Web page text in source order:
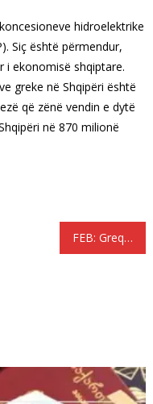
hidroelektrike
Siç është përmendur,
i ekonomisë shqiptare.
greke në Shqipëri është
që zënë vendin e dytë
në 870 milionë
FEB: Greqia renditet 12 pozita pas Shqipërisë